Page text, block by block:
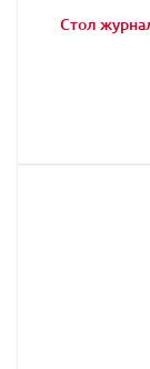
Стол